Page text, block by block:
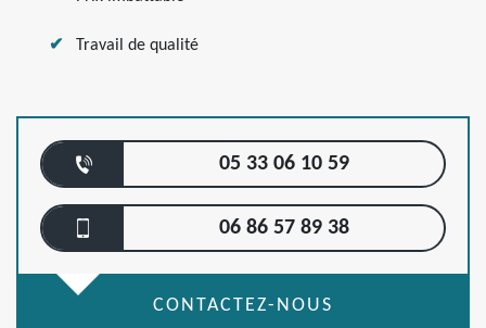
Travail de qualité
05 33 06 10 59
06 86 57 89 38
CONTACTEZ-NOUS